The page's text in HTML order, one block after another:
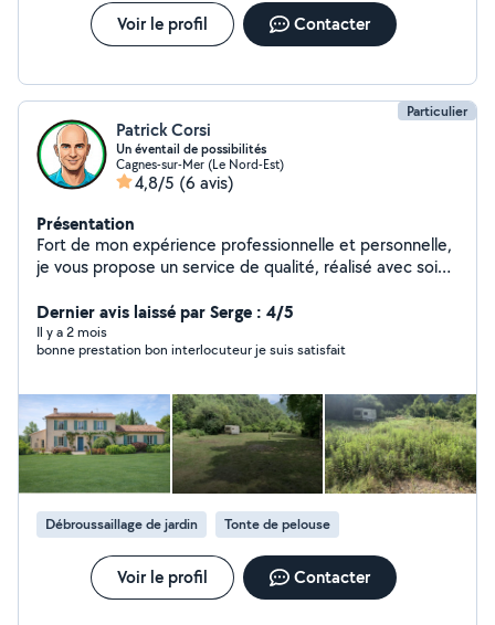
Voir le profil Contacter
Particulier
Patrick Corsi
Un éventail de possibilités
Cagnes-sur-Mer (Le Nord-Est)
4,8/5 (6 avis)
Présentation
Fort de mon expérience professionnelle et personnelle,
je vous propose un service de qualité, réalisé avec soin
prête une attention particulière aux détails pour garantir
un résultat à la hauteur de vos attentes.
Dernier avis laissé par Serge : 4/5
Il y a 2 mois
bonne prestation bon interlocuteur je suis satisfait
Débroussaillage de jardin Tonte de pelouse
Voir le profil Contacter